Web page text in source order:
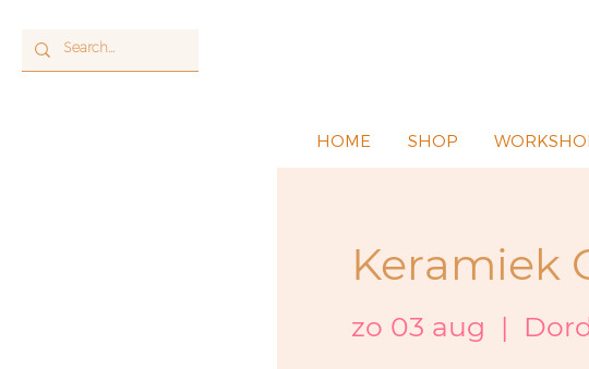
HOME SHOP
Keramiek
zo 03 aug
  |